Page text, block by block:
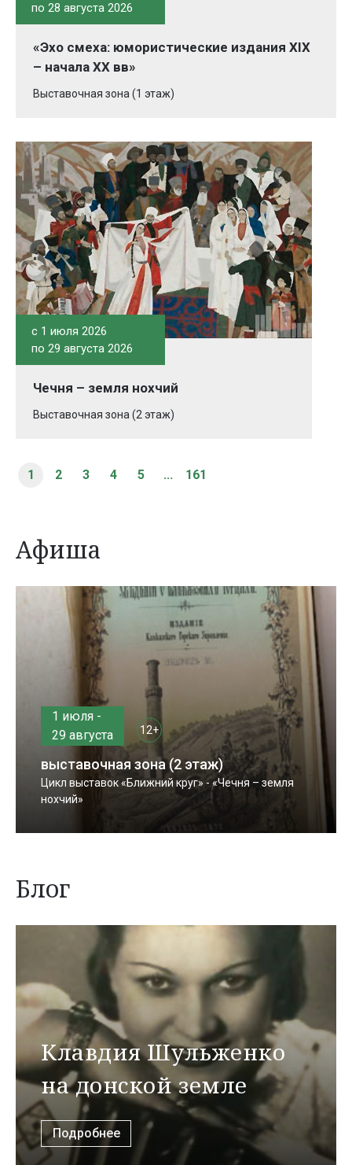
по 28 августа 2026
«Эхо смеха: юмористические издания XIX
– начала XX вв»
Выставочная зона (1 этаж)
c 1 июля 2026
по 29 августа 2026
Чечня – земля нохчий
Выставочная зона (2 этаж)
1 2 3 4 5 ... 161
Афиша
1 июля -
29 августа
12+
выставочная зона (2 этаж)
Цикл выставок «Ближний круг» - «Чечня – земля
нохчий»
Блог
Клавдия Шульженко
на донской земле
Подробнее